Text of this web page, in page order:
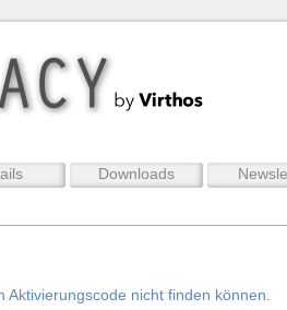
Downloads
Aktivierungscode nicht finden können.